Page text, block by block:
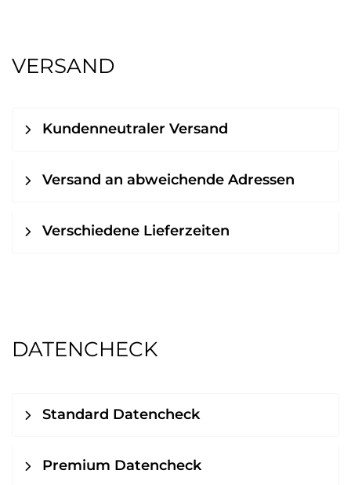
VERSAND
Kundenneutraler Versand
Versand an abweichende Adressen
Verschiedene Lieferzeiten
DATENCHECK
Standard Datencheck
Premium Datencheck